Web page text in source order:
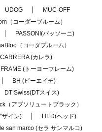
UDOG
MUC-OFF
（コーダーブルーム）
PASSONI(パッソーニ)
（コーダブルーム）
CARRERA (カレラ)
(トーヨーフレーム)
BH (ビーエイチ)
DT Swiss(DTスイス)
（アブソリュートブラック）
ザイン)
HED(ヘッド)
san marco (セラ サンマルコ)